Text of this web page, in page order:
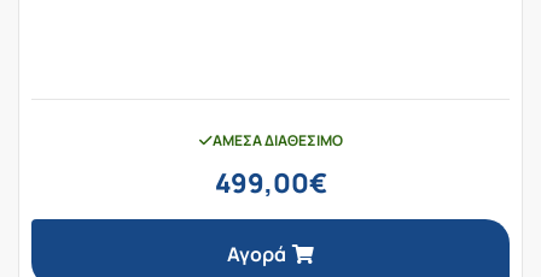
ΆΜΕΣΑ ΔΙΑΘΈΣΙΜΟ
499,00€
Αγορά